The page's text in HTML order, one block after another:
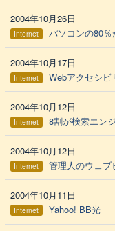
2004年10月26日
Internet パソコンの80
2004年10月17日
Internet Webアクセシビ
2004年10月12日
Internet 8割が検索エン
2004年10月12日
Internet 管理人のウェブ
2004年10月11日
Internet Yahoo! BB光